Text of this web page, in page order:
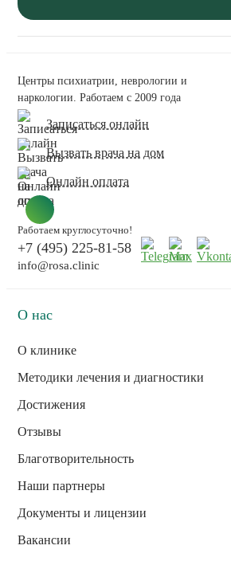
Центры психиатрии, неврологии и
наркологии. Работаем с 2009 года
Записаться онлайн
Вызвать врача на дом
Онлайн оплата
Работаем круглосуточно!
+7 (495) 225-81-58
info@rosa.clinic
О нас
О клинике
Методики лечения и диагностики
Достижения
Отзывы
Благотворительность
Наши партнеры
Документы и лицензии
Вакансии